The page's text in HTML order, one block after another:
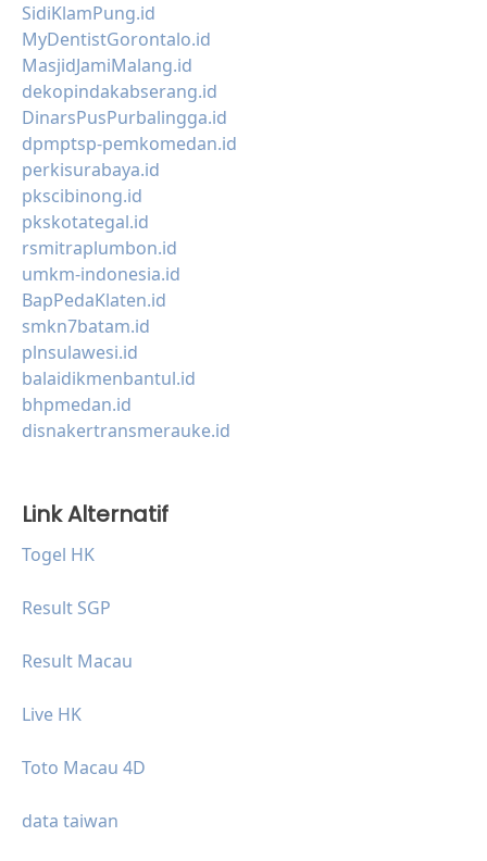
SidiKlamPung.id
MyDentistGorontalo.id
MasjidJamiMalang.id
dekopindakabserang.id
DinarsPusPurbalingga.id
dpmptsp-pemkomedan.id
perkisurabaya.id
pkscibinong.id
pkskotategal.id
rsmitraplumbon.id
umkm-indonesia.id
BapPedaKlaten.id
smkn7batam.id
plnsulawesi.id
balaidikmenbantul.id
bhpmedan.id
disnakertransmerauke.id
Link Alternatif
Togel HK
Result SGP
Result Macau
Live HK
Toto Macau 4D
data taiwan